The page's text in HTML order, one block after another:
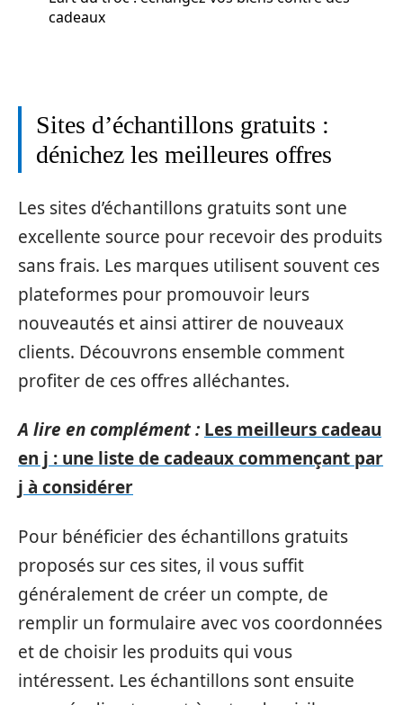
cadeaux
Sites d’échantillons gratuits :
dénichez les meilleures offres
Les sites d’échantillons gratuits sont une
excellente source pour recevoir des produits
sans frais. Les marques utilisent souvent ces
plateformes pour promouvoir leurs
nouveautés et ainsi attirer de nouveaux
clients. Découvrons ensemble comment
profiter de ces offres alléchantes.
A lire en complément : Les meilleurs cadeau
en j : une liste de cadeaux commençant par
j à considérer
Pour bénéficier des échantillons gratuits
proposés sur ces sites, il vous suffit
généralement de créer un compte, de
remplir un formulaire avec vos coordonnées
et de choisir les produits qui vous
intéressent. Les échantillons sont ensuite